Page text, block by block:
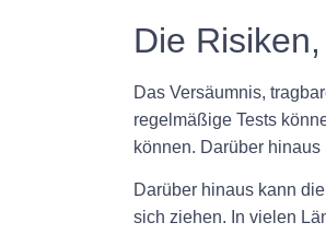
Die
Das Versäumnis,
regelmäßige Tests
können. Darüber
Darüber hinaus kann
sich ziehen. In vielen